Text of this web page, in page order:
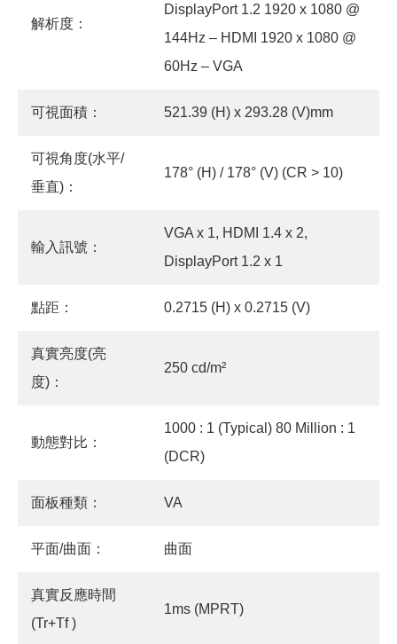
解析度：
DisplayPort 1.2 1920 x 1080 @
144Hz – HDMI 1920 x 1080 @
60Hz – VGA
可視面積： 521.39 (H) x 293.28 (V)mm
可視角度(水平/
垂直)：
178° (H) / 178° (V) (CR > 10)
輸入訊號：
VGA x 1, HDMI 1.4 x 2,
DisplayPort 1.2 x 1
點距： 0.2715 (H) x 0.2715 (V)
真實亮度(亮
度)：
250 cd/m²
動態對比：
1000 : 1 (Typical) 80 Million : 1
(DCR)
面板種類： VA
平面/曲面： 曲面
真實反應時間
(Tr+Tf )
1ms (MPRT)